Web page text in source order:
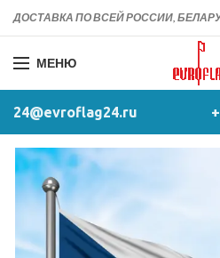
ДОСТАВКА ПО ВСЕЙ РОССИИ,
МЕНЮ
24@evroflag24.ru